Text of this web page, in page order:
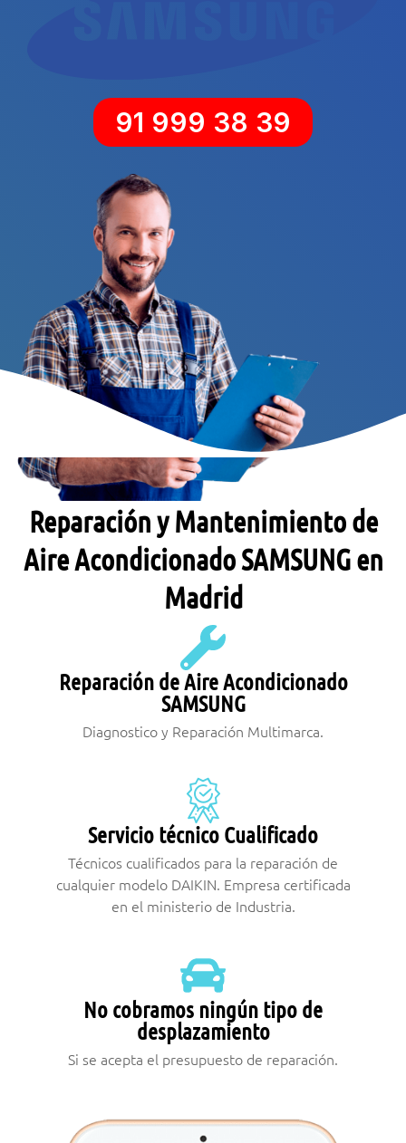
91 999 38 39
Reparación y Mantenimiento de
Aire Acondicionado SAMSUNG en
Madrid
Reparación de Aire Acondicionado
SAMSUNG
Diagnostico y Reparación Multimarca.
Servicio técnico Cualificado
Técnicos cualificados para la reparación de
cualquier modelo DAIKIN. Empresa certificada
en el ministerio de Industria.
No cobramos ningún tipo de
desplazamiento
Si se acepta el presupuesto de reparación.